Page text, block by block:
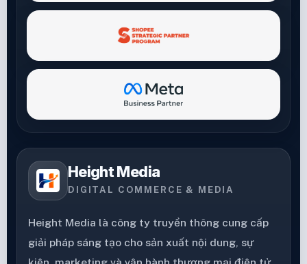
Height Media
DIGITAL COMMERCE & MEDIA
Height Media là công ty truyền thông cung cấp
giải pháp sáng tạo cho sản xuất nội dung, sự